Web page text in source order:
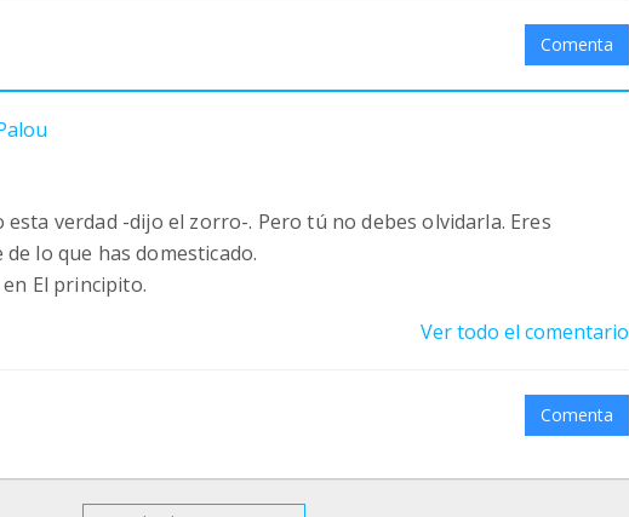
Comenta
verdad -dijo el zorro-. Pero tú no debes olvidarla. Eres
lo que has domesticado.
El principito.
Ver todo el comentario
Comenta